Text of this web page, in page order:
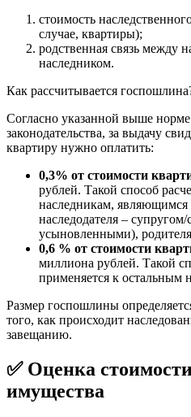
стоимость
случае, квартиры);
родственная связь между
наследником.
Как рассчитывается
Согласно указанной выше
законодательства, за выдачу
квартиру нужно оплатить:
0,3% от стоимости
рублей. Такой способ
наследникам,
наследодателя –
усыновленными),
0,6 % от стоимости
миллиона рублей. Такой
применяется к остальным
Размер госпошлины
того, как происходит
завещанию.
✅ Оценка
имущества